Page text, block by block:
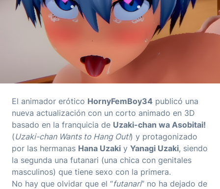
El animador erótico HornyFemBoy34 publicó una
nueva actualización con un corto animado en 3D
basado en la franquicia de Uzaki-chan wa Asobitai!
(Uzaki-chan Wants to Hang Out!) y protagonizado
por las hermanas Hana Uzaki y Yanagi Uzaki, siendo
la segunda una futanari (una chica con genitales
masculinos) que tiene sexo con la primera.
No hay que olvidar que el “futanari” no ha dejado de